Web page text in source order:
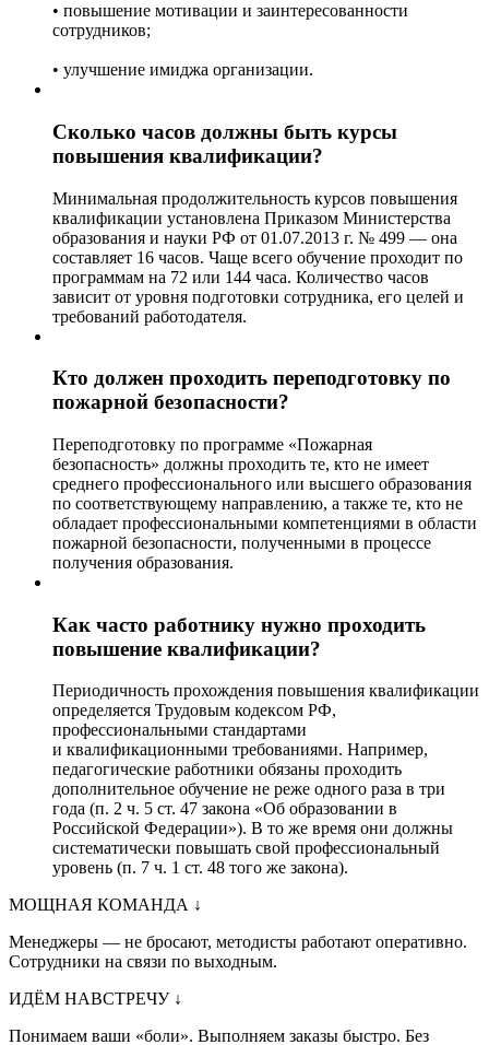
• повышение мотивации и заинтересованности
сотрудников;
• улучшение имиджа организации.
Сколько часов должны быть курсы
повышения квалификации?
Минимальная продолжительность курсов повышения
квалификации установлена Приказом Министерства
образования и науки РФ от 01.07.2013 г. № 499 — она
составляет 16 часов. Чаще всего обучение проходит по
программам на 72 или 144 часа. Количество часов
зависит от уровня подготовки сотрудника, его целей и
требований работодателя.
Кто должен проходить переподготовку по
пожарной безопасности?
Переподготовку по программе «Пожарная
безопасность» должны проходить те, кто не имеет
среднего профессионального или высшего образования
по соответствующему направлению, а также те, кто не
обладает профессиональными компетенциями в области
пожарной безопасности, полученными в процессе
получения образования.
Как часто работнику нужно проходить
повышение квалификации?
Периодичность прохождения повышения квалификации
определяется Трудовым кодексом РФ,
профессиональными стандартами
и квалификационными требованиями. Например,
педагогические работники обязаны проходить
дополнительное обучение не реже одного раза в три
года (п. 2 ч. 5 ст. 47 закона «Об образовании в
Российской Федерации»). В то же время они должны
систематически повышать свой профессиональный
уровень (п. 7 ч. 1 ст. 48 того же закона).
МОЩНАЯ КОМАНДА ↓
Менеджеры — не бросают, методисты работают оперативно.
Сотрудники на связи по выходным.
ИДЁМ НАВСТРЕЧУ ↓
Понимаем ваши «боли». Выполняем заказы быстро. Без